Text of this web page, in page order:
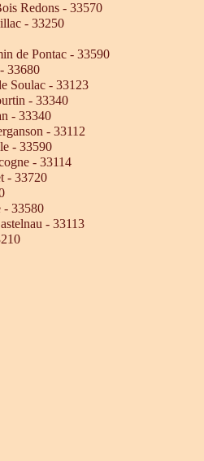
Redons - 33570
- 33250
de Pontac - 33590
33680
Soulac - 33123
- 33340
- 33340
- 33112
- 33590
- 33114
- 33720
- 33580
- 33113